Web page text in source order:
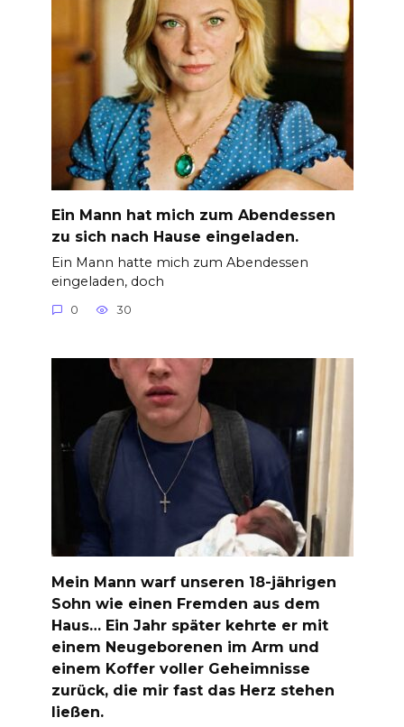
Ein Mann hat mich zum Abendessen
zu sich nach Hause eingeladen.
Ein Mann hatte mich zum Abendessen
eingeladen, doch
0 30
Mein Mann warf unseren 18-jährigen
Sohn wie einen Fremden aus dem
Haus… Ein Jahr später kehrte er mit
einem Neugeborenen im Arm und
einem Koffer voller Geheimnisse
zurück, die mir fast das Herz stehen
ließen.